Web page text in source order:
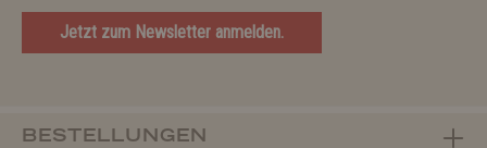
Jetzt zum Newsletter anmelden.
BESTELLUNGEN